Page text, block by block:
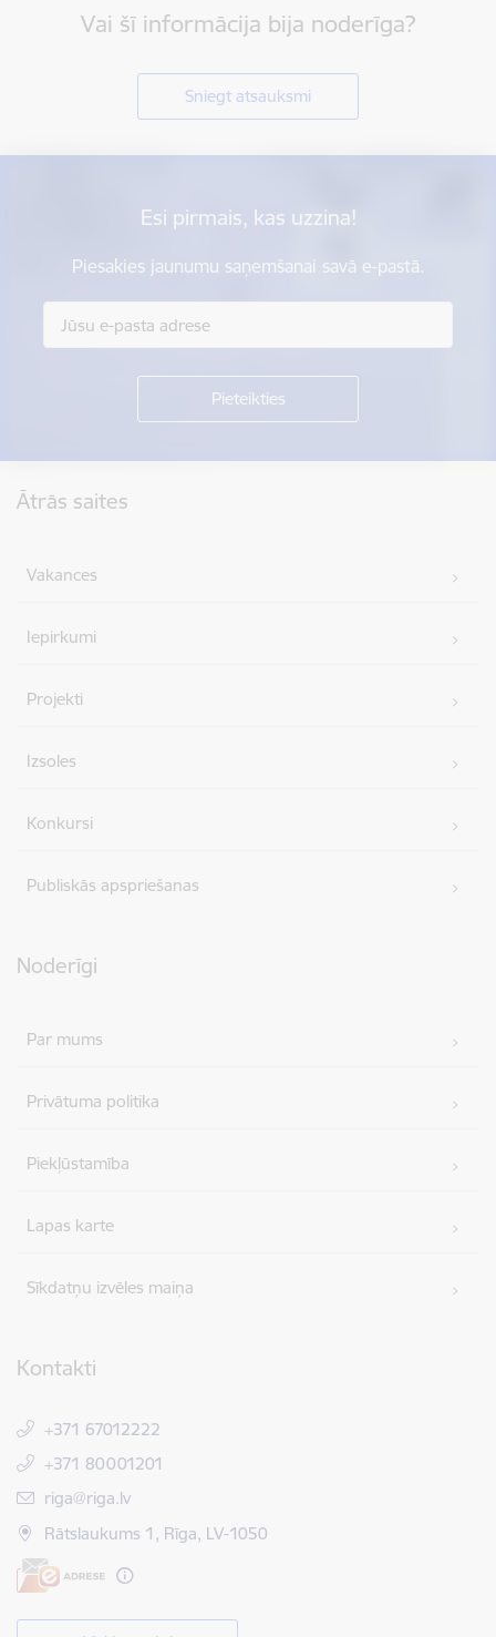
Vai šī informācija bija noderīga?
Sniegt atsauksmi
Esi pirmais, kas uzzina!
Piesakies jaunumu saņemšanai savā e-pastā.
Ātrās saites
Vakances
Iepirkumi
Projekti
Izsoles
Konkursi
Publiskās apspriešanas
Noderīgi
Par mums
Privātuma politika
Piekļūstamība
Lapas karte
Sīkdatņu izvēles maiņa
Kontakti
+371 67012222
+371 80001201
E-pasts:
riga@riga.lv
Rātslaukums 1, Rīga, LV-1050